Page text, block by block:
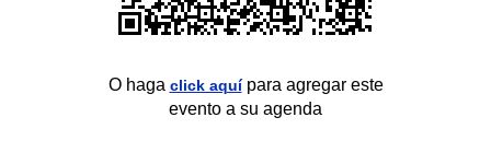
O haga click aquípara agregar este
evento a su agenda